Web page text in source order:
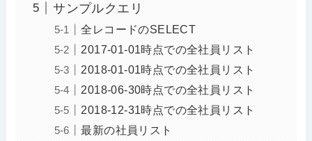
サンプルクエリ
全レコードのSELECT
2017-01-01時点での全社員リスト
2018-01-01時点での全社員リスト
2018-06-30時点での全社員リスト
2018-12-31時点での全社員リスト
最新の社員リスト